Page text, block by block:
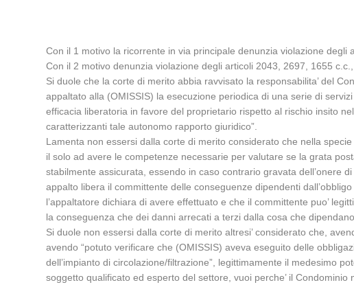
Con il 1 motivo la ricorrente in via principale denunzia violazione degli
Con il 2 motivo denunzia violazione degli articoli 2043, 2697, 1655
Si duole che la corte di merito abbia ravvisato la responsabilita’ del
appaltato alla (OMISSIS) la esecuzione periodica di una serie di
efficacia liberatoria in favore del proprietario rispetto al rischio insito
caratterizzanti tale autonomo rapporto giuridico”.
Lamenta non essersi dalla corte di merito considerato che nella
il solo ad avere le competenze necessarie per valutare se la grata
stabilmente assicurata, essendo in caso contrario gravata dell’onere
appalto libera il committente delle conseguenze dipendenti
l’appaltatore dichiara di avere effettuato e che il committente puo’
la conseguenza che dei danni arrecati a terzi dalla cosa che
Si duole non essersi dalla corte di merito altresi’ considerato che,
avendo “potuto verificare che (OMISSIS) aveva eseguito delle
dell’impianto di circolazione/filtrazione”, legittimamente il medesimo
soggetto qualificato ed esperto del settore, vuoi perche’ il